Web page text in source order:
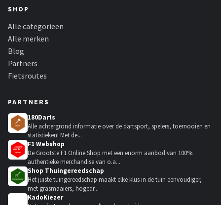
SHOP
Alle categorieën
Alle merken
Blog
Partners
Fietsroutes
PARTNERS
180Darts
Alle achtergrond informatie over de dartsport, spelers, toernooien en
statistieken! Met de...
F1 Webshop
De Grootste F1 Online Shop met een enorm aanbod van 100%
authentieke merchandise van o.a....
Shop Thuingereedschap
Het juiste tuingereedschap maakt elke klus in de tuin eenvoudiger,
met grasmaaiers, hogedr...
KadoKiezer